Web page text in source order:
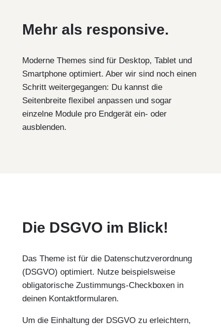
Mehr als responsive.
Moderne Themes sind für Desktop, Tablet und
Smartphone optimiert. Aber wir sind noch einen
Schritt weitergegangen: Du kannst die
Seitenbreite flexibel anpassen und sogar
einzelne Module pro Endgerät ein- oder
ausblenden.
Die DSGVO im Blick!
Das Theme ist für die Datenschutzverordnung
(DSGVO) optimiert. Nutze beispielsweise
obligatorische Zustimmungs-Checkboxen in
deinen Kontaktformularen.
Um die Einhaltung der DSGVO zu erleichtern,